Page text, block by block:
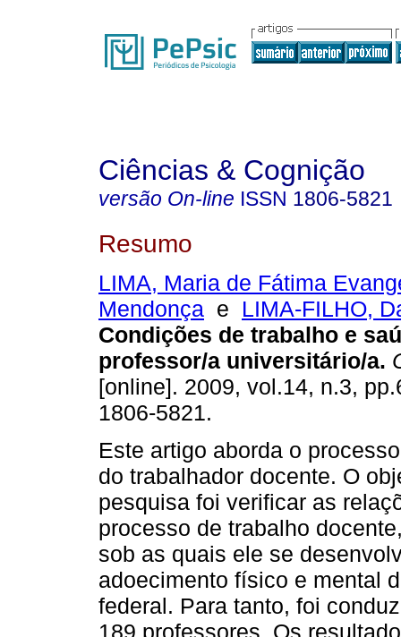
Ciências & Cognição
versão On-line ISSN 1806-5821
Resumo
LIMA, Maria de Fátima
Mendonça e LIMA-FILHO,
Condições de trabalho e
professor/a universitário/a.
[online]. 2009, vol.14, n.3,
1806-5821.
Este artigo aborda o
do trabalhador docente. O
pesquisa foi verificar as
processo de trabalho
sob as quais ele se
adoecimento físico e mental
federal. Para tanto, foi
189 professores. Os